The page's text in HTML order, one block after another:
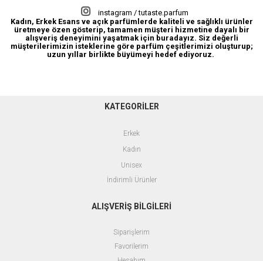
instagram / tutaste.parfum
Kadın, Erkek Esans ve açık parfümlerde kaliteli ve sağlıklı ürünler
üretmeye özen gösterip, tamamen müşteri hizmetine dayalı bir
alışveriş deneyimini yaşatmak için buradayız. Siz değerli
müşterilerimizin isteklerine göre parfüm çeşitlerimizi oluşturup;
uzun yıllar birlikte büyümeyi hedef ediyoruz.
KATEGORİLER
Erkek
Kadın
Unisex
İndirimli Ürünler
ALIŞVERİŞ BİLGİLERİ
Siparişlerim
Favorilerim